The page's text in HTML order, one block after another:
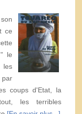
ce
le
les
par
coups d'Etat, la
les terribles